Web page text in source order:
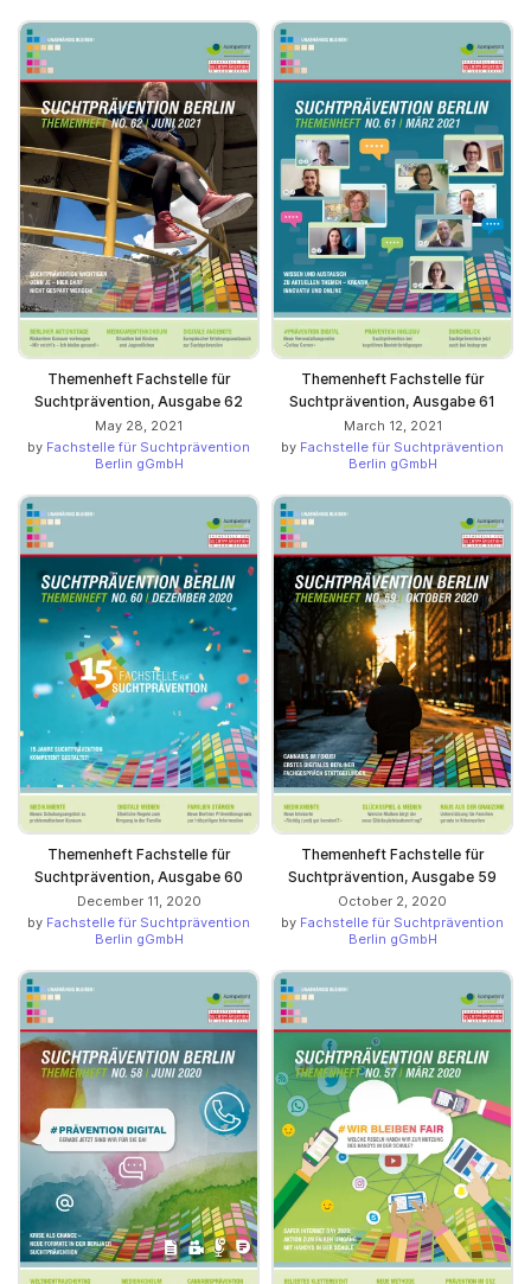
Themenheft Fachstelle für
Suchtprävention, Ausgabe 62
May 28, 2021
by Fachstelle für Suchtprävention
Berlin gGmbH
Themenheft Fachstelle für
Suchtprävention, Ausgabe 61
March 12, 2021
by Fachstelle für Suchtprävention
Berlin gGmbH
Themenheft Fachstelle für
Suchtprävention, Ausgabe 60
December 11, 2020
by Fachstelle für Suchtprävention
Berlin gGmbH
Themenheft Fachstelle für
Suchtprävention, Ausgabe 59
October 2, 2020
by Fachstelle für Suchtprävention
Berlin gGmbH